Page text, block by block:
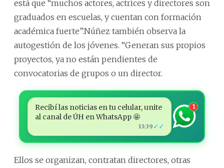
está que “muchos actores, actrices y directores son
graduados en escuelas, y cuentan con formación
académica fuerte”.Núñez también observa la
autogestión de los jóvenes. “Generan sus propios
proyectos, ya no están pendientes de
convocatorias de grupos o un director.
Recibí las noticias en tu celular, unite
al canal de ÚH en WhatsApp 🤩
13:39 ✓✓
1
Ellos se organizan, contratan directores, otras